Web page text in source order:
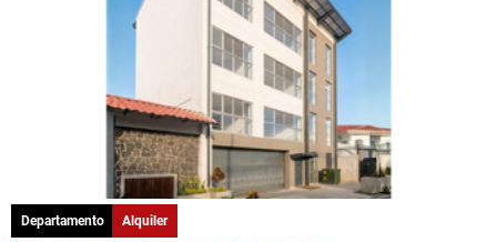
Departamento Alquiler